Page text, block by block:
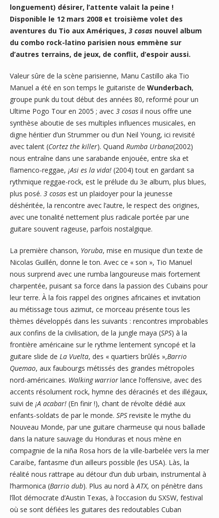
longuement) désirer, l’attente valait la peine !
Disponible le 12 mars 2008 et troisième volet des
aventures du Tio aux Amériques, 3 cosas nouvel album
du combo rock-latino parisien nous emmène sur
d’autres terrains, de jeux, de conflit, d’espoir aussi.
Valeur sûre de la scène parisienne, Manu Castillo aka Tio
Manuel a été en son temps le guitariste de Wunderbach,
groupe punk du tout début des années 80, reformé pour un
Ultime Pogo Tour en 2005 ; avec 3 cosasil nous offre une
synthèse aboutie de ses multiples influences musicales, en
digne héritier d’un Strummer ou d’un Neil Young, ici revisité
avec talent (Cortez the killer). Quand Rumba Urbana(2002)
nous entraîne dans une sarabande enjouée, entre ska et
flamenco-reggae, ¡Asi es la vida!(2004) tout en gardant sa
rythmique reggae-rock, est le prélude du 3e album, plus blues,
plus posé. 3 cosasest un plaidoyer pour la jeunesse
déshéritée, la rencontre avec l’autre, le respect des origines,
avec une tonalité nettement plus radicale portée par une
guitare souvent rageuse, parfois nostalgique.
La première chanson, Yoruba, mise en musique d’un texte de
Nicolas Guillén, donne le ton. Avec ce « son », Tio Manuel
nous surprend avec une rumba langoureuse mais fortement
charpentée, puisant sa force dans la passion des Cubains pour
leur terre. À la fois rappel des origines africaines et invitation
au métissage tous azimut, ce morceau présente tous les
thèmes développés dans les suivants : rencontres improbables
aux confins de la civilisation, de la jungle maya (SPS) à la
frontière américaine sur le rythme lentement syncopé et la
guitare slide de La Vuelta, des « quartiers brûlés »,Barrio
Quemao, aux faubourgs métissés des grandes métropoles
nord-américaines. Walking warriorlance l’offensive, avec des
accents résolument rock, hymne des déracinés et des illégaux,
suivi de ¡A acabar!(En finir !), chant de révolte dédié aux
enfants-soldats de par le monde. SPSrevisite le mythe du
Nouveau Monde, par une guitare charmeuse qui nous ballade
dans la nature sauvage du Honduras et nous mène en
compagnie de la niña Rosa hors de la ville-barbelée vers la mer
Caraïbe, fantasme d’un ailleurs possible (les USA). Làs, la
réalité nous rattrape au détour d’un dub urbain, instrumental à
l’harmonica (Barrio dub). Plus au nord àATX, on pénètre dans
l’îlot démocrate d’Austin Texas, à l’occasion du SXSW, festival
où se sont défiées les guitares des redoutables Cuban